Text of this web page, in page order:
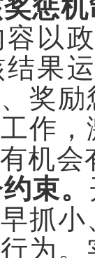
惩
以
结果
奖
作
机会
束。
抓
为